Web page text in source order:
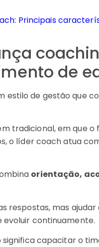
Principais
de
estilo de gestão que
tradicional, em que
o líder coach atua
orientação,
respostas, mas
evoluir continuamente.
significa capacitar o